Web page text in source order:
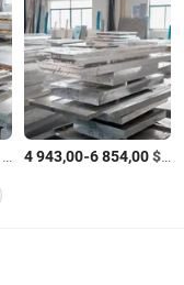
/Tonne
4 943,00-6 854,00$US